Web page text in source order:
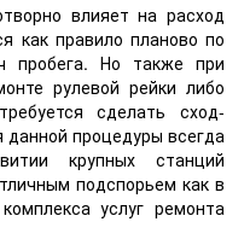
влияет на расход
как правило планово по
пробега. Но также при
рулевой рейки либо
сделать сход-
процедуры всегда
крупных станций
подспорьем как в
услуг ремонта